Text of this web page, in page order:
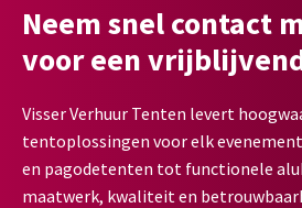
Neem snel contact
voor een
Visser Verhuur Tenten levert
tentoplossingen voor elk
en pagodetenten tot functionele
maatwerk, kwaliteit en